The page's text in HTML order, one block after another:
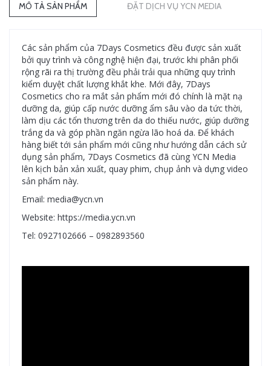
MÔ TẢ SẢN PHẨM ĐẶT DỊCH VỤ YCN MEDIA
Các sản phẩm của 7Days Cosmetics đều được sản xuất
bởi quy trình và công nghệ hiện đại, trước khi phân phối
rộng rãi ra thị trường đều phải trải qua những quy trình
kiểm duyệt chất lượng khắt khe. Mới đây, 7Days
Cosmetics cho ra mắt sản phẩm mới đó chính là mặt nạ
dưỡng da, giúp cấp nước dưỡng ẩm sâu vào da tức thời,
làm dịu các tổn thương trên da do thiếu nước, giúp dưỡng
trắng da và góp phần ngăn ngừa lão hoá da. Để khách
hàng biết tới sản phẩm mới cũng như hướng dẫn cách sử
dụng sản phẩm, 7Days Cosmetics đã cùng YCN Media
lên kịch bản xản xuất, quay phim, chụp ảnh và dựng video
sản phẩm này.
Email: media@ycn.vn
Website: https://media.ycn.vn
Tel: 0927102666 – 0982893560